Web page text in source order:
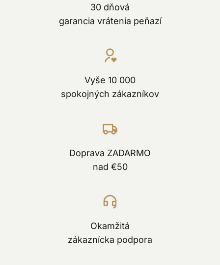
30 dňová
garancia vrátenia peňazí
Vyše 10 000
spokojných zákazníkov
Doprava ZADARMO
nad €50
Okamžitá
zákaznícka podpora